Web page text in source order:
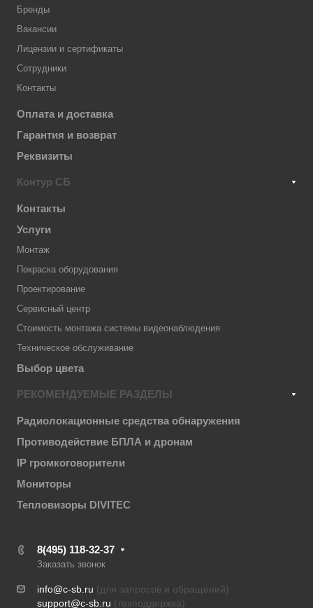
Бренды
Вакансии
Лицензии и сертификаты
Сотрудники
Контакты
Оплата и доставка
Гарантия и возврат
Реквизиты
Контур СБ
Контакты
Услуги
Монтаж
Покраска оборудования
Проектирование
Сервисный центр
Стоимость монтажа системы видеонаблюдения
Техническое обслуживание
Выбор цвета
РЕКОМЕНДУЕМЫЕ РАЗДЕЛЫ
Радиолокационные средства обнаружения
Противодействие БПЛА и дронам
IP громкоговорители
Мониторы
Тепловизоры DIVITEC
8(495) 118-32-37
Заказать звонок
info@c-sb.ru (для запросов и обращений)
support@c-sb.ru (техподдержка)